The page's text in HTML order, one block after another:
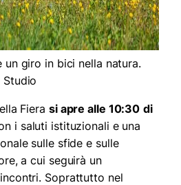
un giro in bici nella natura.
Studio
Fiera si apre alle 10:30 di
i saluti istituzionali e una
sulle sfide e sulle
a cui seguirà un
Soprattutto nel